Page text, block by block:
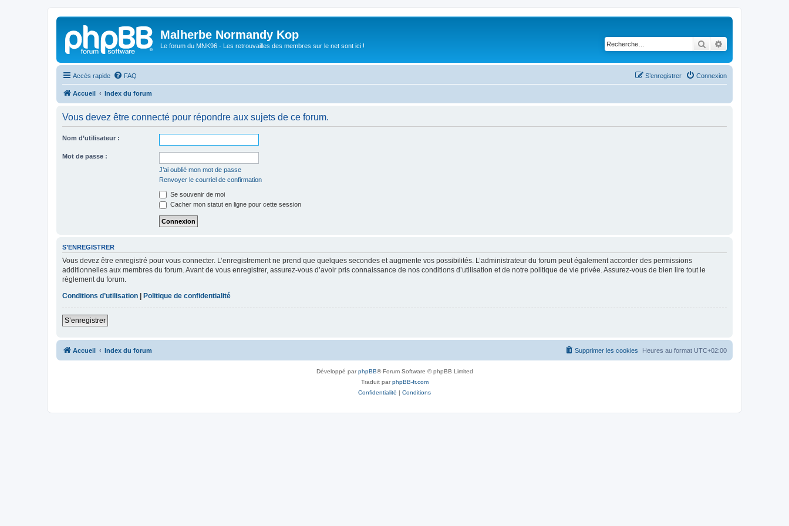
Malherbe Normandy Kop
Le forum du MNK96 - Les retrouvailles des membres sur le net sont ici ! Rechercher
Accès rapide FAQ Connexion
S’enregistrer
Accueil Index du forum
Vous devez être connecté pour répondre aux sujets de ce forum.
Nom d’utilisateur :
Mot de passe :
J’ai oublié mon mot de passe
Renvoyer le courriel de confirmation
Se souvenir de moi
Cacher mon statut en ligne pour cette session
S’ENREGISTRER
Vous devez être enregistré pour vous connecter. L’enregistrement ne prend que quelques secondes et augmente vos possibilités. L’administrateur du forum peut également accorder des permissions
additionnelles aux membres du forum. Avant de vous enregistrer, assurez-vous d’avoir pris connaissance de nos conditions d’utilisation et de notre politique de vie privée. Assurez-vous de bien lire tout le
règlement du forum.
Conditions d’utilisation
Politique de confidentialité
S’enregistrer
Accueil Index du forum Heures au format UTC+02:00
Supprimer les cookies
Développé parphpBB® Forum Software © phpBB Limited
Traduit parphpBB-fr.com
Confidentialité | Conditions